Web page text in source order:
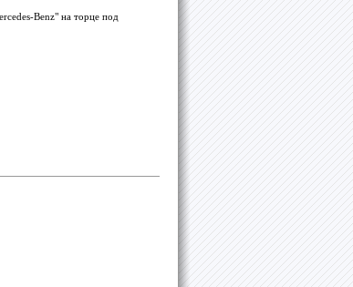
Benz" на торце под